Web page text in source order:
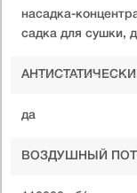
насадка-
садка для сушки,
да
ВОЗДУШНЫЙ